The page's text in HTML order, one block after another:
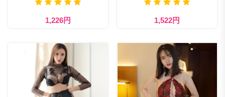
1,226円 1,522円